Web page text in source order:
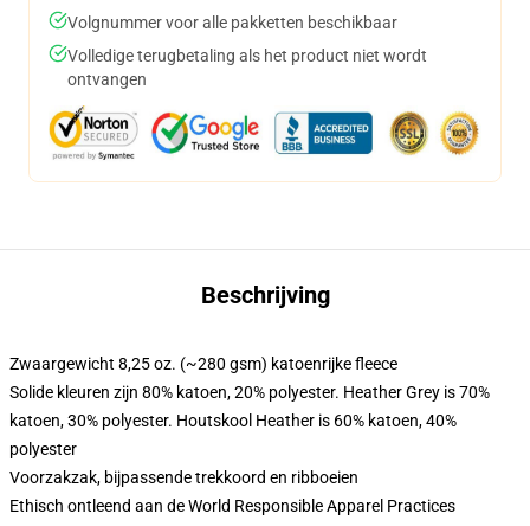
Volgnummer voor alle pakketten beschikbaar
Volledige terugbetaling als het product niet wordt
ontvangen
Beschrijving
Zwaargewicht 8,25 oz. (~280 gsm) katoenrijke fleece
Solide kleuren zijn 80% katoen, 20% polyester. Heather Grey is 70%
katoen, 30% polyester. Houtskool Heather is 60% katoen, 40%
polyester
Voorzakzak, bijpassende trekkoord en ribboeien
Ethisch ontleend aan de World Responsible Apparel Practices